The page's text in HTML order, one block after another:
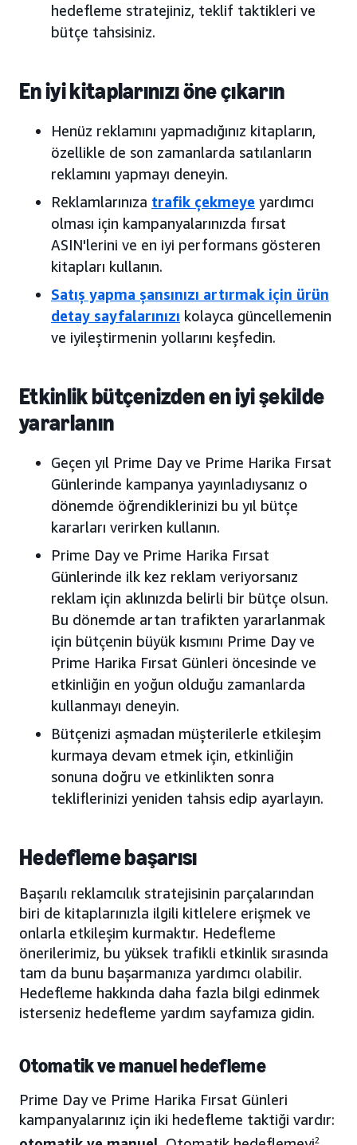
hedefleme stratejiniz, teklif taktikleri ve
bütçe tahsisiniz.
En iyi kitaplarınızı öne çıkarın
Henüz reklamını yapmadığınız kitapların,
özellikle de son zamanlarda satılanların
reklamını yapmayı deneyin.
Reklamlarınıza trafik çekmeye yardımcı
olması için kampanyalarınızda fırsat
ASIN'lerini ve en iyi performans gösteren
kitapları kullanın.
Satış yapma şansınızı artırmak için ürün
detay sayfalarınızı kolayca güncellemenin
ve iyileştirmenin yollarını keşfedin.
Etkinlik bütçenizden en iyi şekilde
yararlanın
Geçen yıl Prime Day ve Prime Harika Fırsat
Günlerinde kampanya yayınladıysanız o
dönemde öğrendiklerinizi bu yıl bütçe
kararları verirken kullanın.
Prime Day ve Prime Harika Fırsat
Günlerinde ilk kez reklam veriyorsanız
reklam için aklınızda belirli bir bütçe olsun.
Bu dönemde artan trafikten yararlanmak
için bütçenin büyük kısmını Prime Day ve
Prime Harika Fırsat Günleri öncesinde ve
etkinliğin en yoğun olduğu zamanlarda
kullanmayı deneyin.
Bütçenizi aşmadan müşterilerle etkileşim
kurmaya devam etmek için, etkinliğin
sonuna doğru ve etkinlikten sonra
tekliflerinizi yeniden tahsis edip ayarlayın.
Hedefleme başarısı
Başarılı reklamcılık stratejisinin parçalarından
biri de kitaplarınızla ilgili kitlelere erişmek ve
onlarla etkileşim kurmaktır. Hedefleme
önerilerimiz, bu yüksek trafikli etkinlik sırasında
tam da bunu başarmanıza yardımcı olabilir.
Hedefleme hakkında daha fazla bilgi edinmek
isterseniz hedefleme yardım sayfamıza gidin.
Otomatik ve manuel hedefleme
Prime Day ve Prime Harika Fırsat Günleri
kampanyalarınız için iki hedefleme taktiği vardır:
2